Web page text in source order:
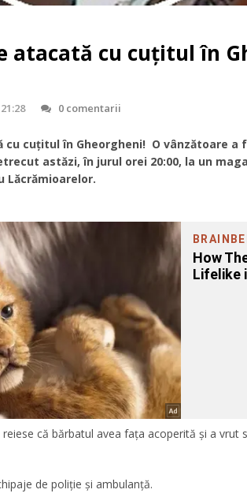
atacată cu cuţitul în
0 comentarii
cu cuţitul în Gheorgheni! O vânzătoare
astăzi, în jurul orei 20:00, la un
Lăcrămioarelor.
că bărbatul avea faţa acoperită şi a vrut
de poliţie şi ambulanţă.